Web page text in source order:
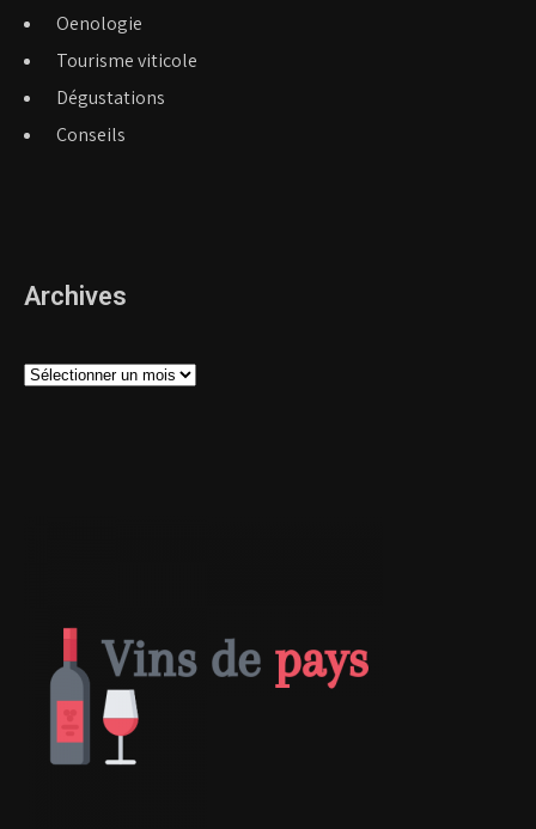
Oenologie
Tourisme viticole
Dégustations
Conseils
Archives
Archives